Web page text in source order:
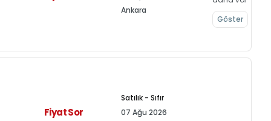
Ankara
Göster
Fiyat Sor
Satılık - Sıfır
07 Ağu 2026